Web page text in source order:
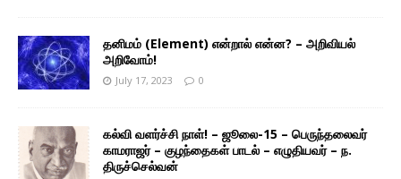
தனிமம் (Element) என்றால் என்ன? – அறிவியல்
அறிவோம்!
July 17, 2023 0
கல்வி வளர்ச்சி நாள்! – ஜூலை-15 – பெருந்தலைவர்
காமராஜர் – குழந்தைகள் பாடல் – எழுதியவர் – ந.
திருச்செல்வன்